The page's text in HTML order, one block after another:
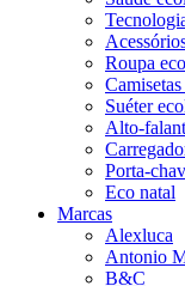
Roupa
Suéter
Alto-
Porta-
Eco natal
Marcas
Alexluca
Antonio
B&C